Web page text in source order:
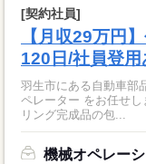
[契約社員]
【月収29万円
120日/社員登用
羽生市にある自動車部
ペレーター をお任せします。 <主な内容> ・マシン
リング完成品の包...
機械オペレー